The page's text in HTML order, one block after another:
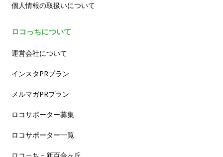
個人情報の取扱いについて
ロコっちについて
運営会社について
インスタPRプラン
メルマガPRプラン
ロコサポーター募集
ロコサポーター一覧
ロコっち – 新百合ヶ丘